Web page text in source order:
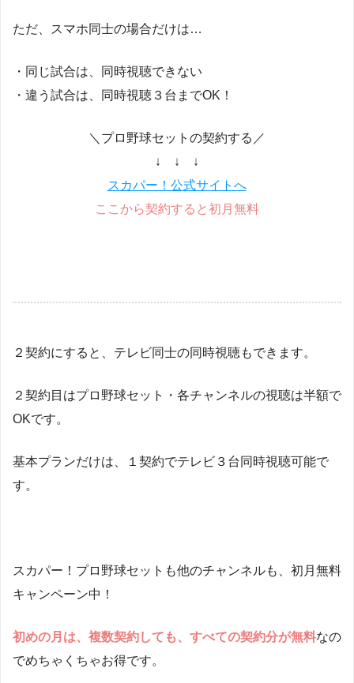
ただ、スマホ同士の場合だけは…
・同じ試合は、同時視聴できない
・違う試合は、同時視聴３台までOK！
＼プロ野球セットの契約する／
↓ ↓ ↓
スカパー！公式サイトへ
ここから契約すると初月無料
２契約にすると、テレビ同士の同時視聴もできます。
２契約目はプロ野球セット・各チャンネルの視聴は半額で
OKです。
基本プランだけは、１契約でテレビ３台同時視聴可能で
す。
スカパー！プロ野球セットも他のチャンネルも、初月無料
キャンペーン中！
初めの月は、複数契約しても、すべての契約分が無料なの
でめちゃくちゃお得です。